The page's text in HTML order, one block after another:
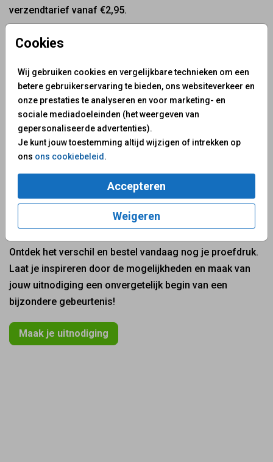
Cookies
Wij gebruiken cookies en vergelijkbare technieken om een
betere gebruikerservaring te bieden, ons websiteverkeer en
onze prestaties te analyseren en voor marketing- en
sociale mediadoeleinden (het weergeven van
gepersonaliseerde advertenties).
Je kunt jouw toestemming altijd wijzigen of intrekken op
ons ons cookiebeleid.
Accepteren
Weigeren
verzendtarief vanaf €2,95.
Waarom een proefdruk
bestellen?
- Ervaar de kwaliteit van ons drukwerk en papier
- Zie hoe je ontwerp er in het echt uitziet
- Maak weloverwogen keuzes voor je definitieve
bestelling
Ben je tevreden met je proefdruk? Geweldig! Plaats dan
eenvoudig je volledige bestelling en laat het feest
beginnen. Heb je nog vragen of wil je advies? Neem
gerust contact met ons op. We staan voor je klaar om je
te helpen bij het creëren van de perfecte uitnodiging.
Ontdek het verschil en bestel vandaag nog je proefdruk.
Laat je inspireren door de mogelijkheden en maak van
jouw uitnodiging een onvergetelijk begin van een
bijzondere gebeurtenis!
Maak je uitnodiging